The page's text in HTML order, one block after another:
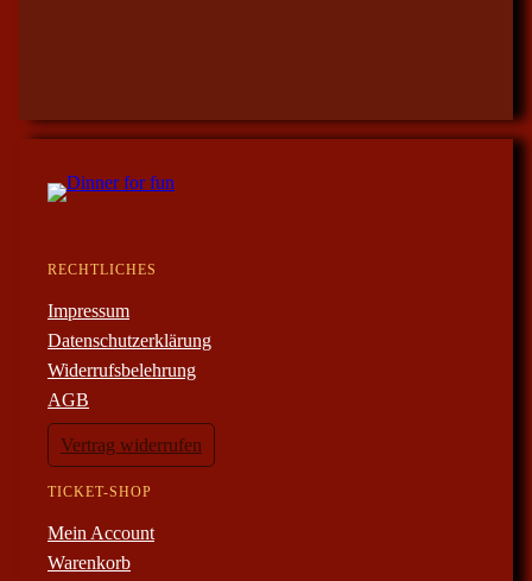
RECHTLICHES
Impressum
Datenschutzerklärung
Widerrufsbelehrung
AGB
Vertrag widerrufen
TICKET-SHOP
Mein Account
Warenkorb